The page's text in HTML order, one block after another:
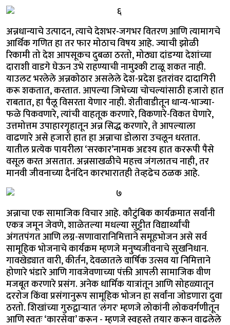
अन्नधान्याचे उत्पादन, त्याचे देशभर-जगभर वितरण आणि त्यामागचे
आर्थिक गणित हा तर फार मोठाच विषय आहे. ज्याची झोळी
रिकामी तो देश आपसूकच दुबळा ठरतो, मोठ्या दांडग्या देशांच्या
दाराशी वाडगे घेऊन उभे राहण्याची नामुश्की टाळू शकत नाही.
याउलट भरलेले अन्नकोठार असलेले देश-प्रदेश इतरांवर दादागिरी
करू शकतात, करतात. आपल्या जिभेच्या चोचल्यांसाठी हजारो हात
राबतात, हा पैलू विसरता येणार नाही. शेतीवाडीतून धान्य-भाज्या-
फळे पिकवणारे, त्यांची वाहतूक करणारे, विकणारे-विकत घेणारे,
उत्तमोत्तम उपाहारगृहातून अन्न सिद्ध करणारे, ते आपल्याला
वाढणारे असे हजारो हात हा अन्नाचा डोलारा उचलून धरतात.
यातील प्रत्येक पायरीला ‘सरकार’नामक अदृश्य हात कररूपी पैसे
वसूल करत असतात. अन्नसाखळीचे महत्त्व जंगलातच नाही, तर
मानवी जीवनाच्या दैनंदिन कारभारातही तेव्हढेच ठळक आहे.
अन्नाचा एक सामाजिक विचार आहे. कौटुंबिक कार्यक्रमात सर्वांनी
एकत्र जमून जेवणे, शाळेतल्या मधल्या सुट्टीत विद्यार्थ्यांची
अंगतपंगत आणि लग्न-सणावारानिमित्ताने समूहभोजन असे सर्व
सामूहिक भोजनाचे कार्यक्रम म्हणजे मनुष्यजीवनाचे सुखनिधान.
गावखेड्यात वारी, कीर्तन, देवळातले वार्षिक उत्सव या निमित्ताने
होणारे भंडारे आणि गावजेवणाच्या पंक्ती आपली सामाजिक वीण
मजबूत करणारे प्रसंग. अनेक धार्मिक यात्रांतून आणि सोहळ्यातून
दररोज किंवा प्रसंगानुरूप सामूहिक भोजन हा सर्वांना जोडणारा दुवा
ठरतो. शिखांच्या गुरुद्वाऱ्यात 'लंगर' म्हणजे लोकांनी लोकवर्गणीतून
आणि स्वतः ‘कारसेवा’ करून - म्हणजे स्वहस्ते तयार करून वाढलेले